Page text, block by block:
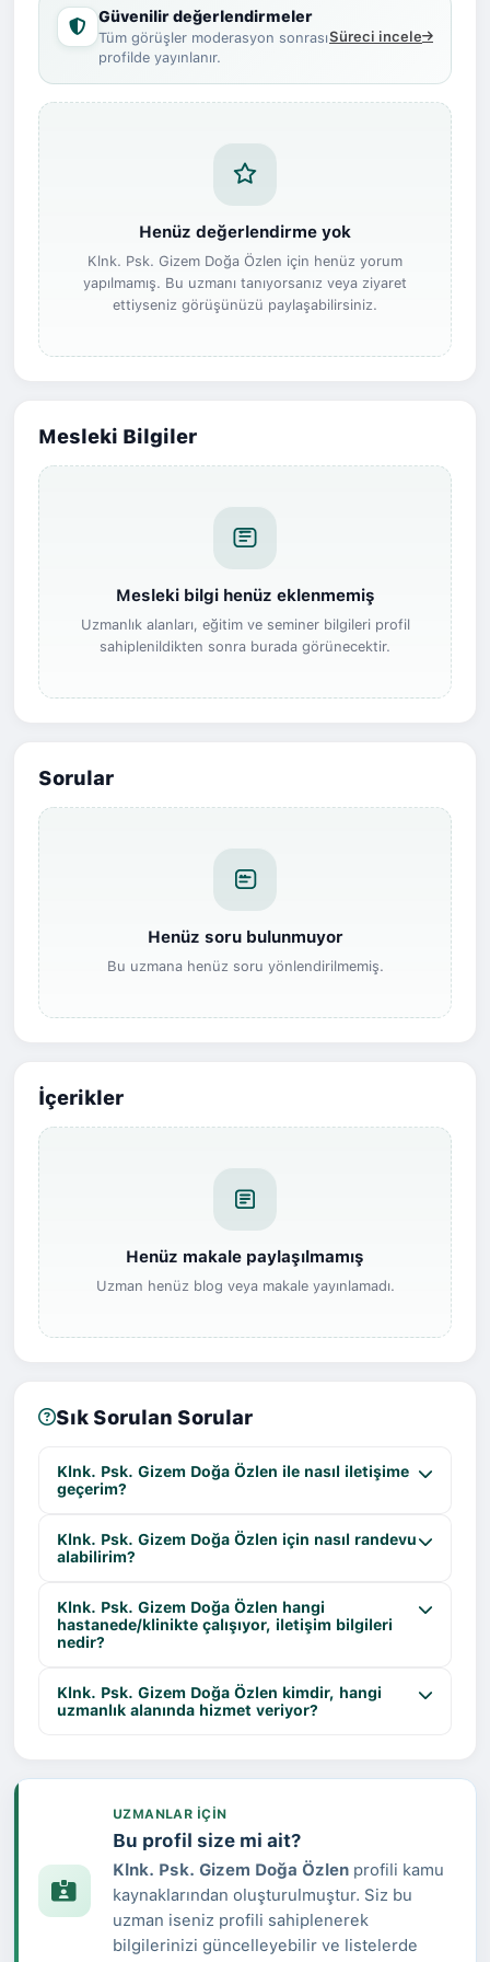
Güvenilir değerlendirmeler
Tüm görüşler moderasyon sonrası
profilde yayınlanır.
Süreci incele
Henüz değerlendirme yok
Klnk. Psk. Gizem Doğa Özlen için henüz yorum
yapılmamış. Bu uzmanı tanıyorsanız veya ziyaret
ettiyseniz görüşünüzü paylaşabilirsiniz.
Mesleki Bilgiler
Mesleki bilgi henüz eklenmemiş
Uzmanlık alanları, eğitim ve seminer bilgileri profil
sahiplenildikten sonra burada görünecektir.
Sorular
Henüz soru bulunmuyor
Bu uzmana henüz soru yönlendirilmemiş.
İçerikler
Henüz makale paylaşılmamış
Uzman henüz blog veya makale yayınlamadı.
Sık Sorulan Sorular
Klnk. Psk. Gizem Doğa Özlen ile nasıl iletişime
geçerim?
Klnk. Psk. Gizem Doğa Özlen için nasıl randevu
alabilirim?
Klnk. Psk. Gizem Doğa Özlen hangi
hastanede/klinikte çalışıyor, iletişim bilgileri
nedir?
Klnk. Psk. Gizem Doğa Özlen kimdir, hangi
uzmanlık alanında hizmet veriyor?
UZMANLAR IÇIN
Bu profil size mi ait?
Klnk. Psk. Gizem Doğa Özlenprofili kamu
kaynaklarından oluşturulmuştur. Siz bu
uzman iseniz profili sahiplenerek
bilgilerinizi güncelleyebilir ve listelerde